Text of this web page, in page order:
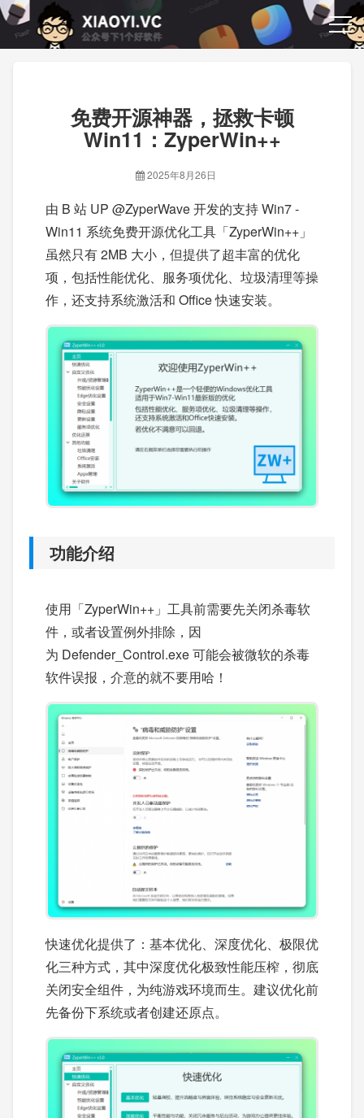
免费开源神器，拯救卡顿
Win11：ZyperWin++
2025年8月26日
由 B 站 UP @ZyperWave 开发的支持 Win7 -
Win11 系统免费开源优化工具「ZyperWin++」
虽然只有 2MB 大小，但提供了超丰富的优化
项，包括性能优化、服务项优化、垃圾清理等操
作，还支持系统激活和 Office 快速安装。
功能介绍
使用「ZyperWin++」工具前需要先关闭杀毒软
件，或者设置例外排除，因
为 Defender_Control.exe 可能会被微软的杀毒
软件误报，介意的就不要用哈！
快速优化提供了：基本优化、深度优化、极限优
化三种方式，其中深度优化极致性能压榨，彻底
关闭安全组件，为纯游戏环境而生。建议优化前
先备份下系统或者创建还原点。